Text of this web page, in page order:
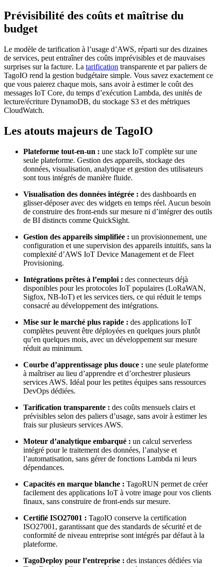
Prévisibilité des coûts et maîtrise du
budget
Le modèle de tarification à l’usage d’AWS, réparti sur des dizaines
de services, peut entraîner des coûts imprévisibles et de mauvaises
surprises sur la facture. La tarification transparente et par paliers de
TagoIO rend la gestion budgétaire simple. Vous savez exactement ce
que vous paierez chaque mois, sans avoir à estimer le coût des
messages IoT Core, du temps d’exécution Lambda, des unités de
lecture/écriture DynamoDB, du stockage S3 et des métriques
CloudWatch.
Les atouts majeurs de TagoIO
Plateforme tout-en-un : une stack IoT complète sur une
seule plateforme. Gestion des appareils, stockage des
données, visualisation, analytique et gestion des utilisateurs
sont tous intégrés de manière fluide.
Visualisation des données intégrée : des dashboards en
glisser-déposer avec des widgets en temps réel. Aucun besoin
de construire des front-ends sur mesure ni d’intégrer des outils
de BI distincts comme QuickSight.
Gestion des appareils simplifiée : un provisionnement, une
configuration et une supervision des appareils intuitifs, sans la
complexité d’AWS IoT Device Management et de Fleet
Provisioning.
Intégrations prêtes à l’emploi : des connecteurs déjà
disponibles pour les protocoles IoT populaires (LoRaWAN,
Sigfox, NB-IoT) et les services tiers, ce qui réduit le temps
consacré au développement des intégrations.
Mise sur le marché plus rapide : des applications IoT
complètes peuvent être déployées en quelques jours plutôt
qu’en quelques mois, avec un développement sur mesure
réduit au minimum.
Courbe d’apprentissage plus douce : une seule plateforme
à maîtriser au lieu d’apprendre et d’orchestrer plusieurs
services AWS. Idéal pour les petites équipes sans ressources
DevOps dédiées.
Tarification transparente : des coûts mensuels clairs et
prévisibles selon des paliers d’usage, sans avoir à estimer les
frais sur plusieurs services AWS.
Moteur d’analytique embarqué : un calcul serverless
intégré pour le traitement des données, l’analyse et
l’automatisation, sans gérer de fonctions Lambda ni leurs
dépendances.
Capacités en marque blanche : TagoRUN permet de créer
facilement des applications IoT à votre image pour vos clients
finaux, sans construire de front-ends sur mesure.
Certifié ISO27001 : TagoIO conserve la certification
ISO27001, garantissant que des standards de sécurité et de
conformité de niveau entreprise sont intégrés par défaut à la
plateforme.
TagoDeploy pour l’entreprise : des instances dédiées via